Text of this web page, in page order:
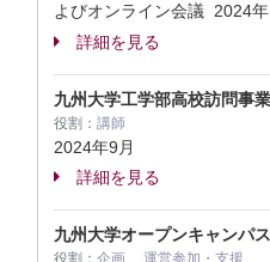
よびオンライン会議 2024
詳細を見る
九州大学工学部高校訪問事
役割： 講師
2024年9月
詳細を見る
九州大学オープンキャンパ
役割： 企画, 運営参加・支援